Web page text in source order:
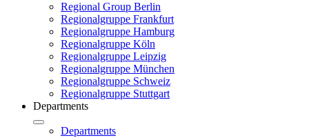
Regional Group Berlin
Regionalgruppe Frankfurt
Regionalgruppe Hamburg
Regionalgruppe Köln
Regionalgruppe Leipzig
Regionalgruppe München
Regionalgruppe Schweiz
Regionalgruppe Stuttgart
Departments
Departments